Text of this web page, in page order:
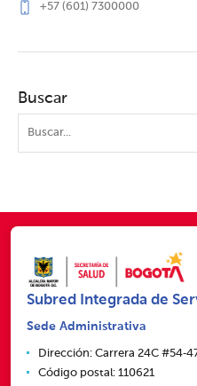
+57 (601) 7300000
Buscar
Subred Integrada de
Sede Administrativa
Dirección: Carrera 24C
Código postal: 110621